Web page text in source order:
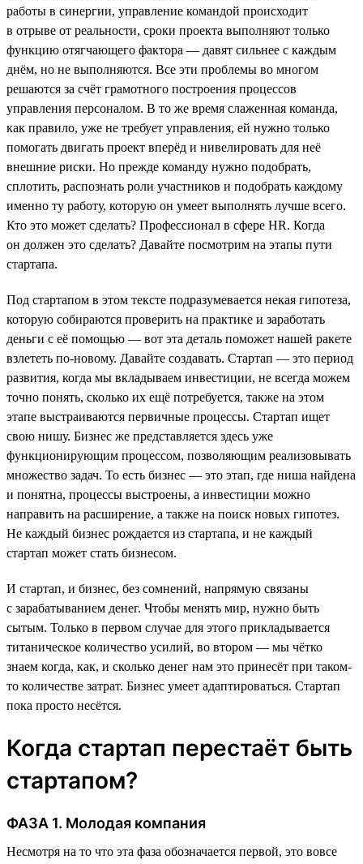
работы в синергии, управление командой происходит
в отрыве от реальности, сроки проекта выполняют только
функцию отягчающего фактора — давят сильнее с каждым
днём, но не выполняются. Все эти проблемы во многом
решаются за счёт грамотного построения процессов
управления персоналом. В то же время слаженная команда,
как правило, уже не требует управления, ей нужно только
помогать двигать проект вперёд и нивелировать для неё
внешние риски. Но прежде команду нужно подобрать,
сплотить, распознать роли участников и подобрать каждому
именно ту работу, которую он умеет выполнять лучше всего.
Кто это может сделать? Профессионал в сфере HR. Когда
он должен это сделать? Давайте посмотрим на этапы пути
стартапа.
Под стартапом в этом тексте подразумевается некая гипотеза,
которую собираются проверить на практике и заработать
деньги с её помощью — вот эта деталь поможет нашей ракете
взлететь по-новому. Давайте создавать. Стартап — это период
развития, когда мы вкладываем инвестиции, не всегда можем
точно понять, сколько их ещё потребуется, также на этом
этапе выстраиваются первичные процессы. Стартап ищет
свою нишу. Бизнес же представляется здесь уже
функционирующим процессом, позволяющим реализовывать
множество задач. То есть бизнес — это этап, где ниша найдена
и понятна, процессы выстроены, а инвестиции можно
направить на расширение, а также на поиск новых гипотез.
Не каждый бизнес рождается из стартапа, и не каждый
стартап может стать бизнесом.
И стартап, и бизнес, без сомнений, напрямую связаны
с зарабатыванием денег. Чтобы менять мир, нужно быть
сытым. Только в первом случае для этого прикладывается
титаническое количество усилий, во втором — мы чётко
знаем когда, как, и сколько денег нам это принесёт при таком-
то количестве затрат. Бизнес умеет адаптироваться. Стартап
пока просто несётся.
Когда стартап перестаёт быть
стартапом?
ФАЗА 1. Молодая компания
Несмотря на то что эта фаза обозначается первой, это вовсе